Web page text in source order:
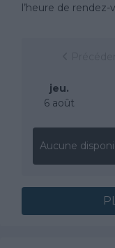
l’heure de
jeu.
6 août
Aucune